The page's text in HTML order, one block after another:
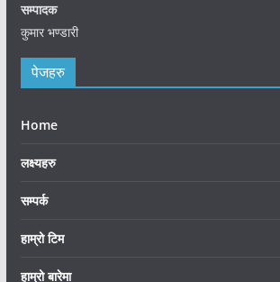
सम्पादक
कुमार भण्डारी
पेजहरु
Home
लक्ष्यहरु
सम्पर्क
हाम्रो टिम
हाम्रो बारेमा